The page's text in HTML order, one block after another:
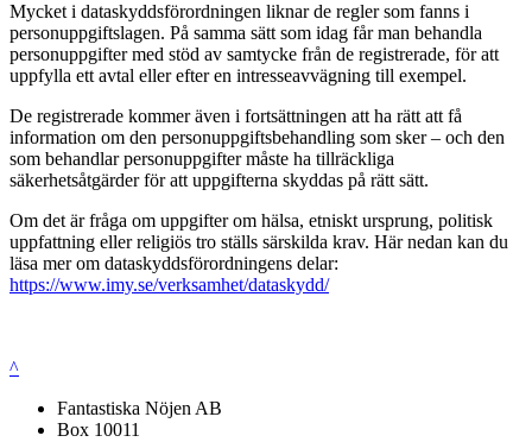
Mycket i dataskyddsförordningen liknar de regler som fanns i
personuppgiftslagen. På samma sätt som idag får man behandla
personuppgifter med stöd av samtycke från de registrerade, för att
uppfylla ett avtal eller efter en intresseavvägning till exempel.
De registrerade kommer även i fortsättningen att ha rätt att få
information om den personuppgiftsbehandling som sker – och den
som behandlar personuppgifter måste ha tillräckliga
säkerhetsåtgärder för att uppgifterna skyddas på rätt sätt.
Om det är fråga om uppgifter om hälsa, etniskt ursprung, politisk
uppfattning eller religiös tro ställs särskilda krav. Här nedan kan du
läsa mer om dataskyddsförordningens delar:
https://www.imy.se/verksamhet/dataskydd/
^
Fantastiska Nöjen AB
Box 10011